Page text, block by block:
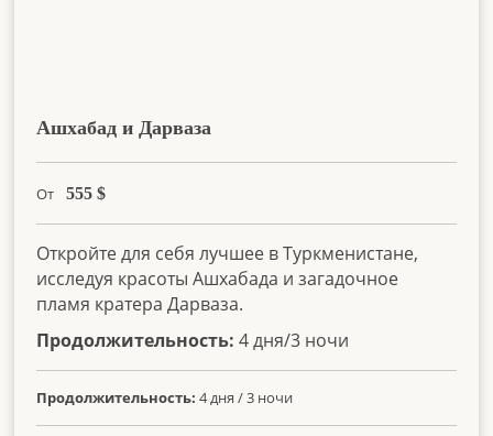
Ашхабад и Дарваза
От 555 $
Откройте для себя лучшее в Туркменистане,
исследуя красоты Ашхабада и загадочное
пламя кратера Дарваза.
Продолжительность:4 дня/3 ночи
Продолжительность: 4 дня / 3 ночи